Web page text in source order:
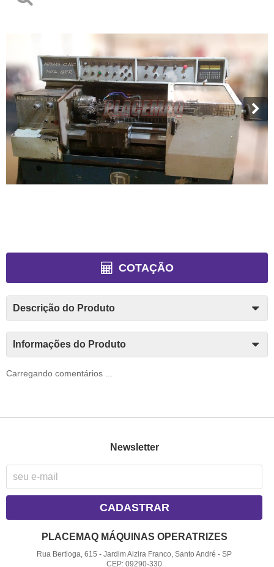
COTAÇÃO
Descrição do Produto
Informações do Produto
Carregando comentários ...
Newsletter
CADASTRAR
PLACEMAQ MÁQUINAS OPERATRIZES
Rua Bertioga, 615 -Jardim Alzira Franco, Santo André -SP
CEP: 09290-330